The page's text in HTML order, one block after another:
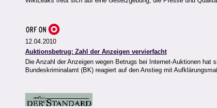
12.04.2010
Auktionsbetrug: Zahl der Anzeigen vervierfacht
Die Anzahl der Anzeigen wegen Betrugs bei Internet-Auktionen
Bundeskriminalamt (BK) reagiert auf den Anstieg mit